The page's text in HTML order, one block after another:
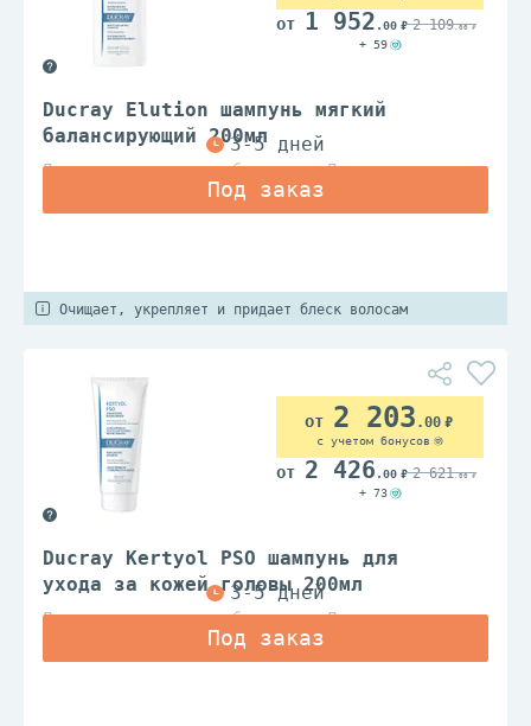
Ducray Elution шампунь мягкий
балансирующий 200мл
Дерматологические лаборатории Дюкрэ
1 952 .00 2 109.00
+ 59
Очищает, укрепляет и придает блеск волосам
Ducray Kertyol PSO шампунь для
ухода за кожей головы 200мл
Дерматологические лаборатории Дюкрэ
2 203 .00
с учетом бонусов
2 426 .00 2 621.00
+ 73